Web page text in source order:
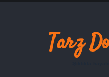
Tarz